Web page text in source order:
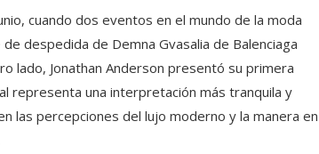
cuando dos eventos en el mundo de la moda
despedida de Demna Gvasalia de Balenciaga
lado, Jonathan Anderson presentó su primera
representa una interpretación más tranquila y
las percepciones del lujo moderno y la manera en